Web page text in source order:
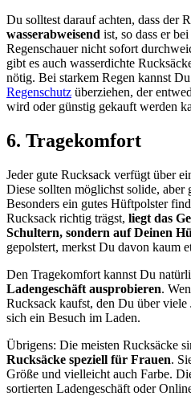
Du solltest darauf achten, dass der
wasserabweisend ist, so dass er
Regenschauer nicht sofort
gibt es auch wasserdichte
nötig. Bei starkem Regen kannst
Regenschutz überziehen, der
wird oder günstig gekauft werden
6. Tragekomfort
Jeder gute Rucksack verfügt über
Diese sollten möglichst solide, aber
Besonders ein gutes Hüftpolster
Rucksack richtig trägst, liegt das
Schultern, sondern auf Deinen
gepolstert, merkst Du davon kaum
Den Tragekomfort kannst Du
Ladengeschäft ausprobieren.
Rucksack kaufst, den Du über
sich ein Besuch im Laden.
Übrigens: Die meisten Rucksäcke
Rucksäcke speziell für Frauen.
Größe und vielleicht auch Farbe.
sortierten Ladengeschäft oder